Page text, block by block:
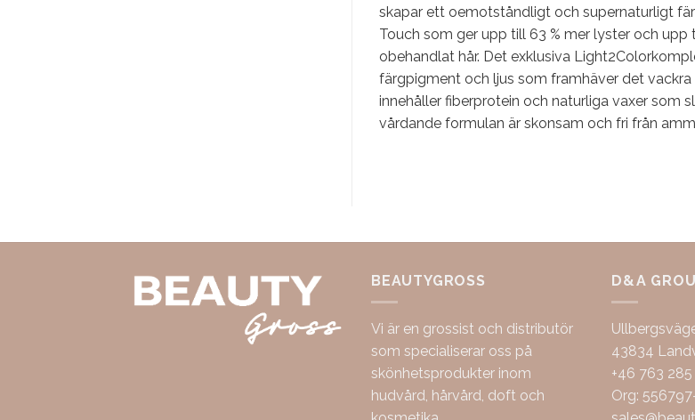
skapar ett oemotståndligt och supernaturligt
Touch som ger upp till 63 % mer lyster och
obehandlat hår. Det exklusiva
färgpigment och ljus som framhäver det
innehåller fiberprotein och naturliga vaxer som
vårdande formulan är skonsam och fri från
BEAUTYGROSS
Vi är en grossist och distributör
som specialiserar oss på
skönhetsprodukter inom
hudvård, hårvård, doft och
D&A
43834
+46 763
Org: